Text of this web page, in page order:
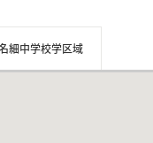
細中学校学区域